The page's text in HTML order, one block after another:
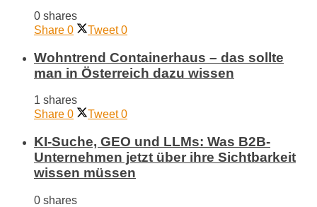
0 shares
Share 0 Tweet 0
Wohntrend Containerhaus – das sollte
man in Österreich dazu wissen
1 shares
Share 0 Tweet 0
KI-Suche, GEO und LLMs: Was B2B-
Unternehmen jetzt über ihre Sichtbarkeit
wissen müssen
0 shares